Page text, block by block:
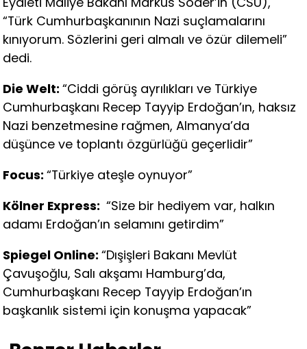
“Türk Cumhurbaşkanının Nazi suçlamalarını
kınıyorum. Sözlerini geri almalı ve özür dilemeli”
dedi.
Die Welt:“Ciddi görüş ayrılıkları ve Türkiye
Cumhurbaşkanı Recep Tayyip Erdoğan’ın, haksız
Nazi benzetmesine rağmen, Almanya’da
düşünce ve toplantı özgürlüğü geçerlidir”
Focus:“Türkiye ateşle oynuyor”
Kölner Express: “Size bir hediyem var, halkın
adamı Erdoğan’ın selamını getirdim”
Spiegel Online:“Dışişleri Bakanı Mevlüt
Çavuşoğlu, Salı akşamı Hamburg’da,
Cumhurbaşkanı Recep Tayyip Erdoğan’ın
başkanlık sistemi için konuşma yapacak”